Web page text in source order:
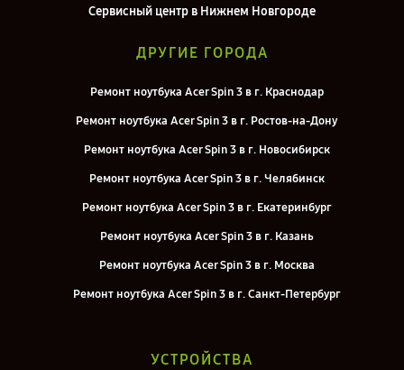
Сервисный центр в Нижнем Новгороде
ДРУГИЕ ГОРОДА
Ремонт ноутбука Acer Spin 3 в г. Краснодар
Ремонт ноутбука Acer Spin 3 в г. Ростов-на-Дону
Ремонт ноутбука Acer Spin 3 в г. Новосибирск
Ремонт ноутбука Acer Spin 3 в г. Челябинск
Ремонт ноутбука Acer Spin 3 в г. Екатеринбург
Ремонт ноутбука Acer Spin 3 в г. Казань
Ремонт ноутбука Acer Spin 3 в г. Москва
Ремонт ноутбука Acer Spin 3 в г. Санкт-Петербург
УСТРОЙСТВА